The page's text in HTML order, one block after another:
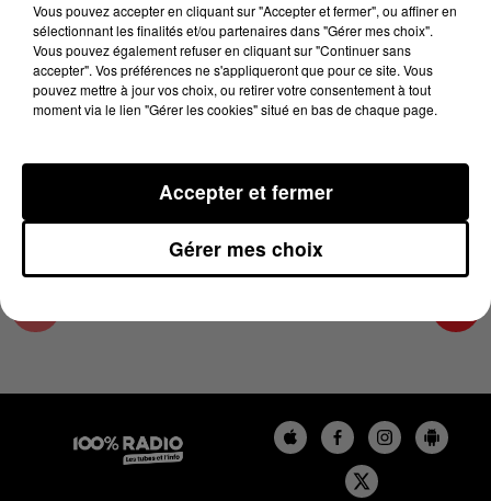
13 mai 2026 - 4 min 11 sec
LES INFOS DU PAYS CATALAN DU 13/05/2026
À 06H59
Podcasts infos du Pays Catalan
Vous pouvez accepter en cliquant sur "Accepter et fermer", ou affiner en
sélectionnant les finalités et/ou partenaires dans "Gérer mes choix".
Vous pouvez également refuser en cliquant sur "Continuer sans
accepter". Vos préférences ne s'appliqueront que pour ce site. Vous
pouvez mettre à jour vos choix, ou retirer votre consentement à tout
moment via le lien "Gérer les cookies" situé en bas de chaque page.
Gérer mes choix
Accepter et fermer